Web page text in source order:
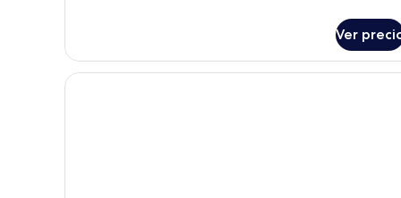
no
fumadores
para
personas
discapacitadas,
Ver